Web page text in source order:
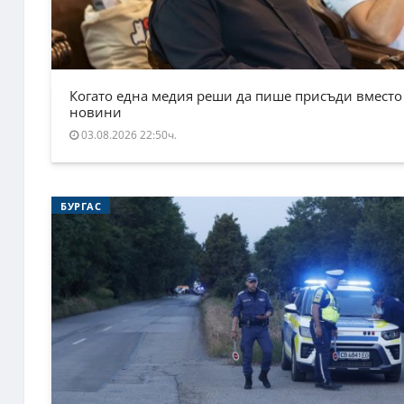
Когато една медия реши да пише присъди вместо
новини
03.08.2026 22:50ч.
БУРГАС